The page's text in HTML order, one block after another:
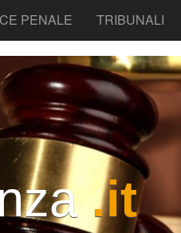
PENALE TRIBUNALI
.it